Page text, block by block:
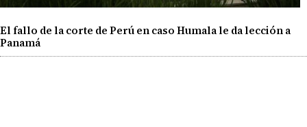
El fallo de la corte de Perú en caso Humala le da lección a
Panamá